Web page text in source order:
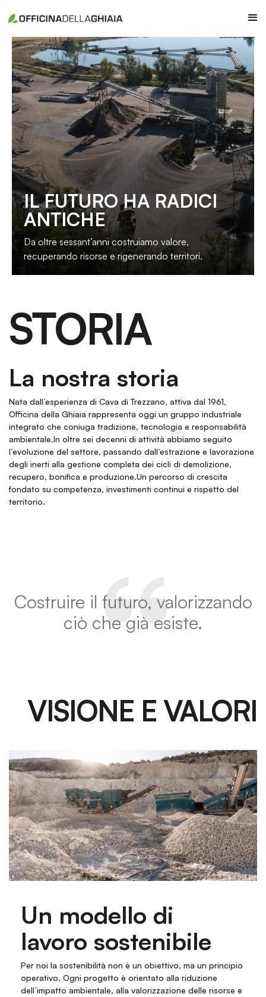
IL FUTURO HA RADICI
ANTICHE
Da oltre sessant’anni costruiamo valore,
recuperando risorse e rigenerando territori.
STORIA
La nostra storia
Nata dall’esperienza di Cava di Trezzano, attiva dal 1961,
Officina della Ghiaia rappresenta oggi un gruppo industriale
integrato che coniuga tradizione, tecnologia e responsabilità
ambientale.In oltre sei decenni di attività abbiamo seguito
l’evoluzione del settore, passando dall’estrazione e lavorazione
degli inerti alla gestione completa dei cicli di demolizione,
recupero, bonifica e produzione.Un percorso di crescita
fondato su competenza, investimenti continui e rispetto del
territorio.
“
Costruire il futuro, valorizzando
ciò che già esiste.
VISIONE E VALORI
Un modello di
lavoro sostenibile
Per noi la sostenibilità non è un obiettivo, ma un principio
operativo. Ogni progetto è orientato alla riduzione
dell’impatto ambientale, alla valorizzazione delle risorse e